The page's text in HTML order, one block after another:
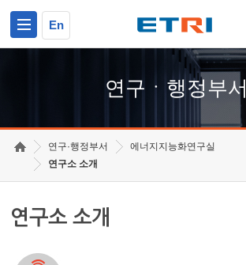
En
연구ㆍ행정부서
연구·행정부서
에너지지능화연구실
연구소 소개
연구소 소개